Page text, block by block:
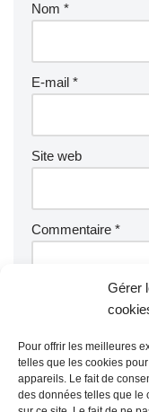
Gérer
Pour offrir les meilleures
telles que les cookies
appareils. Le fait de
des données telles que le
Nom *
E-mail *
Site web
Commentaire *